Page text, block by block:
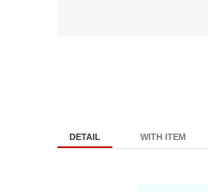
DETAIL WITH ITEM